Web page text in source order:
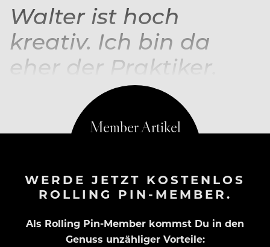
Walter ist hoch
kreativ. Ich bin da
eher der Praktiker.
Alain Weissgerber über die Unterschiede zu Schwiegervater Walter Eselböck
WERDE JETZT KOSTENLOS
ROLLING PIN-MEMBER.
Als Rolling Pin-Member kommst Du in den
Genuss unzähliger Vorteile: